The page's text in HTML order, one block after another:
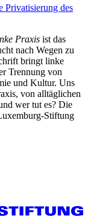
Privatisierung des
Praxis ist das
nach Wegen zu
bringt linke
Trennung von
und Kultur. Uns
von alltäglichen
wer tut es? Die
Stiftung